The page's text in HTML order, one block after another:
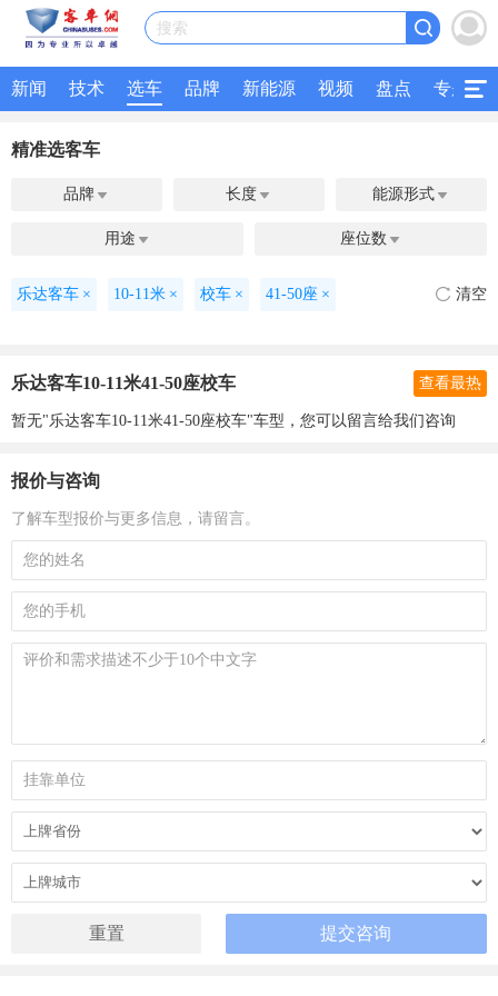
搜索
新闻 技术 选车 品牌 新能源 视频 盘点 专题
精准选客车
品牌  长度  能源形式 
用途  座位数 
乐达客车 × 10-11米 × 校车 × 41-50座 × 清空
乐达客车10-11米41-50座校车 查看最热
暂无"乐达客车10-11米41-50座校车"车型，您可以留言给我们咨询
报价与咨询
了解车型报价与更多信息，请留言。